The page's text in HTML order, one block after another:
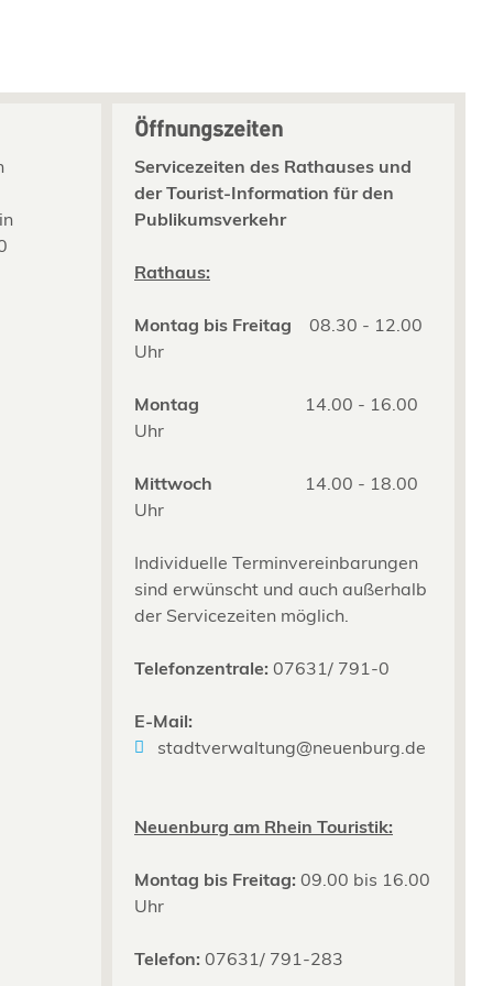
Öffnungszeiten
Servicezeiten des Rathauses und
der Tourist-Information für den
Publikumsverkehr
Rathaus:
Montag bis Freitag 08.30 - 12.00
Uhr
Montag
14.00 - 16.00
Uhr
Mittwoch
14.00 - 18.00
Uhr
Individuelle Terminvereinbarungen
sind erwünscht und auch außerhalb
der Servicezeiten möglich.
Telefonzentrale: 07631/ 791-0
E-Mail:
stadtverwaltung@neuenburg.de
Neuenburg am Rhein Touristik:
Montag bis Freitag: 09.00 bis 16.00
Uhr
Telefon: 07631/ 791-283